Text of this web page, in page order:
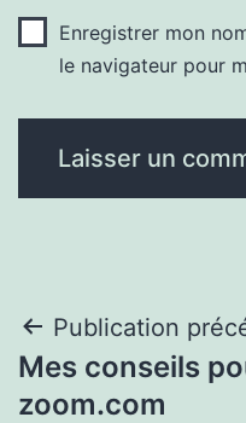
Enregistrer mon
le navigateur pour
Navigation
de
Publication
Mes conseils
zoom.com